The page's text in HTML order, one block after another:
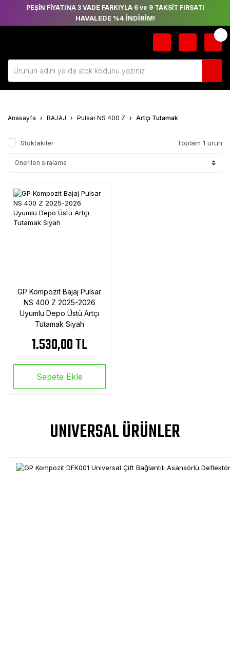
PEŞİN FİYATINA 3 VADE FARKIYLA 6 ve 9 TAKSİT FIRSATI
HAVALEDE %4 İNDİRİM!
Anasayfa BAJAJ Pulsar NS 400 Z Artçı Tutamak
Stoktakiler Toplam 1 ürün
GP Kompozit Bajaj Pulsar
NS 400 Z 2025-2026
Uyumlu Depo Üstü Artçı
Tutamak Siyah
1.530,00 TL
Sepete Ekle
UNIVERSAL ÜRÜNLER